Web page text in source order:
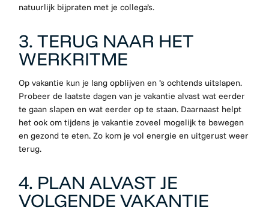
natuurlijk bijpraten met je collega’s.
3. TERUG NAAR HET
WERKRITME
Op vakantie kun je lang opblijven en ’s ochtends uitslapen.
Probeer de laatste dagen van je vakantie alvast wat eerder
te gaan slapen en wat eerder op te staan. Daarnaast helpt
het ook om tijdens je vakantie zoveel mogelijk te bewegen
en gezond te eten. Zo kom je vol energie en uitgerust weer
terug.
4. PLAN ALVAST JE
VOLGENDE VAKANTIE